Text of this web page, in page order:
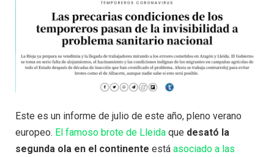
Este es un informe de julio de este año, pleno verano
europeo. El famoso brote de Lleida que desató la
segunda ola en el continente está asociado a las